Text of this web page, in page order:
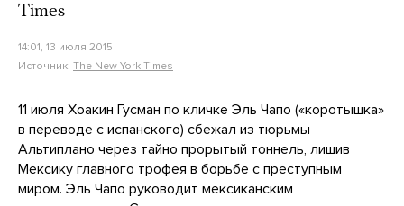
Times
14:01, 13 июля 2015
Источник: The New York Times
11 июля Хоакин Гусман по кличке Эль Чапо («коротышка»
в переводе с испанского) сбежал из тюрьмы
Альтиплано через тайно прорытый тоннель, лишив
Мексику главного трофея в борьбе с преступным
миром. Эль Чапо руководит мексиканским